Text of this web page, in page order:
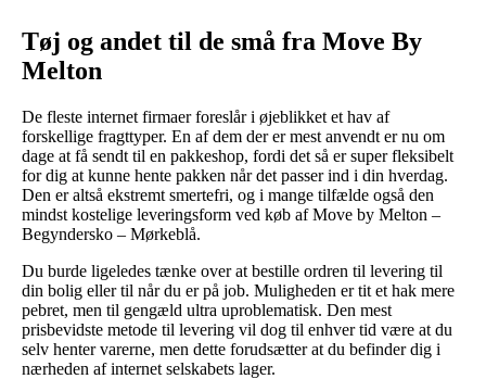
Tøj og andet til de små fra Move By
Melton
De fleste internet firmaer foreslår i øjeblikket et hav af
forskellige fragttyper. En af dem der er mest anvendt er nu om
dage at få sendt til en pakkeshop, fordi det så er super fleksibelt
for dig at kunne hente pakken når det passer ind i din hverdag.
Den er altså ekstremt smertefri, og i mange tilfælde også den
mindst kostelige leveringsform ved køb af Move by Melton –
Begyndersko – Mørkeblå.
Du burde ligeledes tænke over at bestille ordren til levering til
din bolig eller til når du er på job. Muligheden er tit et hak mere
pebret, men til gengæld ultra uproblematisk. Den mest
prisbevidste metode til levering vil dog til enhver tid være at du
selv henter varerne, men dette forudsætter at du befinder dig i
nærheden af internet selskabets lager.